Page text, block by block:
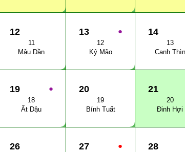
12
11
Mậu Dần
●
13
12
Kỷ Mão
14
13
Canh Thìn
●
19
18
Ất Dậu
20
19
Bính Tuất
21
20
Đinh Hợi
26 ●
27 28